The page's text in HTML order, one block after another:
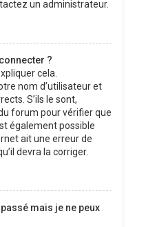
un administrateur.
?
cela.
nom d’utilisateur et
S’ils le sont,
forum pour vérifier que
également possible
ait une erreur de
devra la corriger.
mais je ne peux